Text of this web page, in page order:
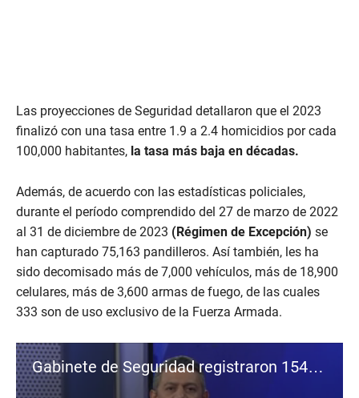
Las proyecciones de Seguridad detallaron que el 2023
finalizó con una tasa entre 1.9 a 2.4 homicidios por cada
100,000 habitantes, la tasa más baja en décadas.
Además, de acuerdo con las estadísticas policiales,
durante el período comprendido del 27 de marzo de 2022
al 31 de diciembre de 2023 (Régimen de Excepción) se
han capturado 75,163 pandilleros. Así también, les ha
sido decomisado más de 7,000 vehículos, más de 18,900
celulares, más de 3,600 armas de fuego, de las cuales
333 son de uso exclusivo de la Fuerza Armada.
Gabinete de Seguridad registraron 154 homicidios en el 2023